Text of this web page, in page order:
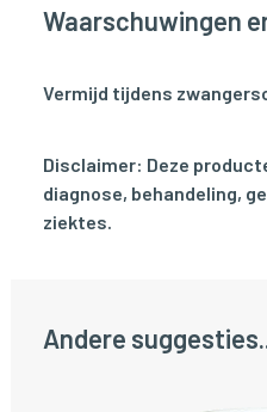
Waarschuwingen
Vermijd tijdens
Disclaimer: Deze
diagnose, behandeling,
ziektes.
Andere